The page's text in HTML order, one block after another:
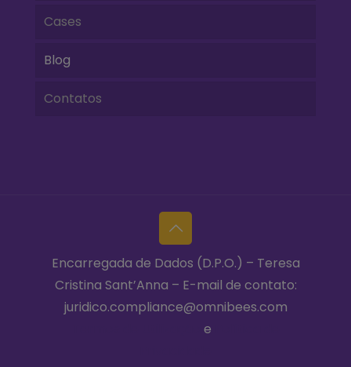
Cases
Blog
Contatos
Encarregada de Dados (D.P.O.) – Teresa
Cristina Sant’Anna – E-mail de contato:
juridico.compliance@omnibees.com
e